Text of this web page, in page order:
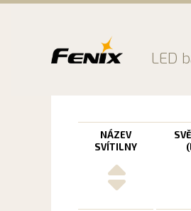
LED
NÁZEV
SVÍTILNY